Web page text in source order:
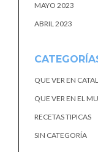
MAYO 2023
ABRIL 2023
QUE VER EN
QUE VER EN EL
RECETAS TIPICAS
SIN CATEGORÍA